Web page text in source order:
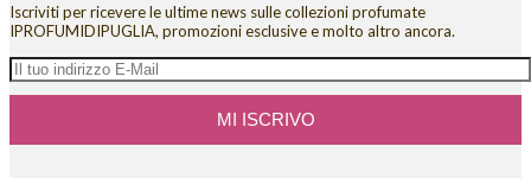
Iscriviti per ricevere le ultime news sulle collezioni profumate
IPROFUMIDIPUGLIA, promozioni esclusive e molto altro ancora.